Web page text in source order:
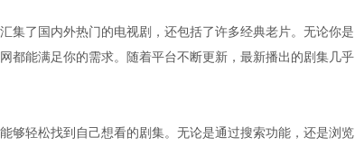
集了国内外热门的电视剧，还包括了许多经典老片。无论你是
都能满足你的需求。随着平台不断更新，最新播出的剧集几乎
够轻松找到自己想看的剧集。无论是通过搜索功能，还是浏览